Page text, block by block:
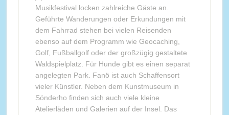
Musikfestival locken zahlreiche Gäste an.
Geführte Wanderungen oder Erkundungen mit
dem Fahrrad stehen bei vielen Reisenden
ebenso auf dem Programm wie Geocaching,
Golf, Fußballgolf oder der großzügig gestaltete
Waldspielplatz. Für Hunde gibt es einen separat
angelegten Park. Fanö ist auch Schaffensort
vieler Künstler. Neben dem Kunstmuseum in
Sönderho finden sich auch viele kleine
Atelierläden und Galerien auf der Insel. Das